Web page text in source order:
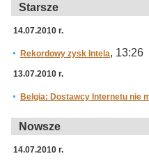
Starsze
14.07.2010 r.
Rekordowy zysk Intela, 13:26
13.07.2010 r.
Belgia: Dostawcy Internetu nie
Nowsze
14.07.2010 r.